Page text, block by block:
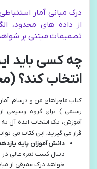
درک مبانی آمار
از داده های محدود،
تصمیمات مبتنی بر شواهد
چه کسی باید
انتخاب کند؟
کتاب ماجراهای من و درسام:
رستمی ) برای گروه وسیعی
آموزش، یک انتخاب ایده آل به
قرار می گیرید، این کتاب می
دانش آموزان پایه
دنبال کسب نمره عالی
خواهد درک عمیقی از